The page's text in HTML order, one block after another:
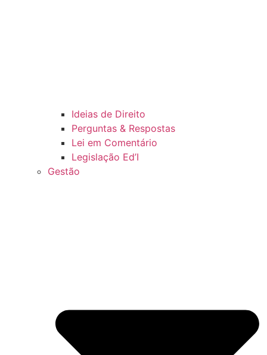
Ideias de Direito
Perguntas & Respostas
Lei em Comentário
Legislação Ed’I
Gestão